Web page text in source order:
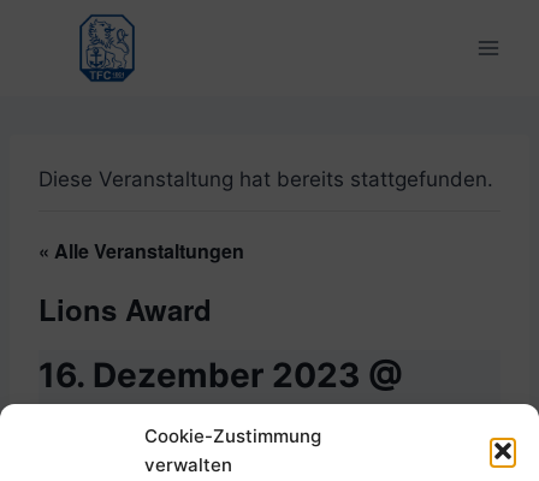
Cookie-Zustimmung
verwalten
springen
Diese Veranstaltung hat bereits stattgefunden.
« Alle Veranstaltungen
Lions Award
16. Dezember 2023 @
-19:00